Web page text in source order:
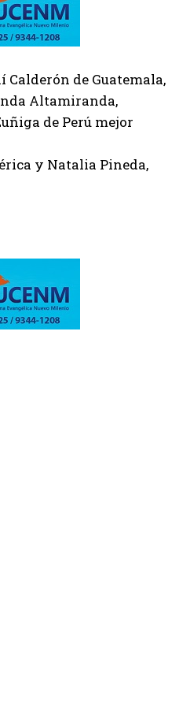
de Guatemala,
Altamiranda,
de Perú mejor
y Natalia Pineda,